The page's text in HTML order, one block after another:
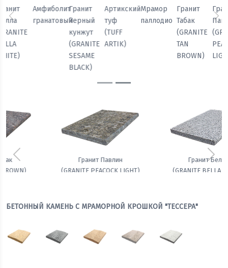
Мрамор
паллодио
Гранит
Табак
(GRANITE
BROWN)
Гранит
Павлин
(GRANITE
PEACOCK
LIGHT)
Гранит
(GRANITE
BELLA
Амфиболит
гранатовый
Гранит
Черный
кунжут
(GRANITE
SESAME
Предыдущий
Гранит Белла
(GRANITE BELLA WHITE)
Амфиболит гранатовый
Предыдущий
БЕТОННЫЙ КАМЕНЬ С МРАМОРНОЙ КРОШКОЙ "ТЕССЕРА"